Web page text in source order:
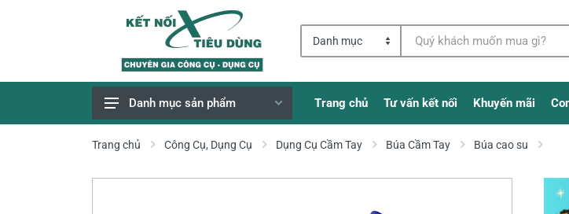
Giao Hàng Miễn Phí
Danh mục sản phẩm Trang chủ Tư vấn kết nối Khuyến mãi
Trang chủ Công Cụ, Dụng Cụ Dụng Cụ Cầm Tay Búa Cầm Tay Búa cao su